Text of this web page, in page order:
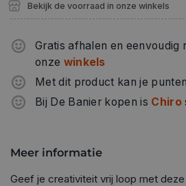
Bekijk de voorraad in onze winkels
Gratis afhalen en eenvoudig
onze winkels
Met dit product kan je punten
Bij De Banier kopen is Chiro
Meer informatie
Geef je creativiteit vrij loop met